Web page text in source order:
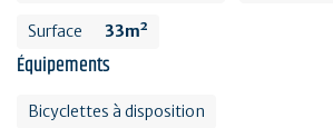
Surface 33m²
Équipements
Bicyclettes à disposition